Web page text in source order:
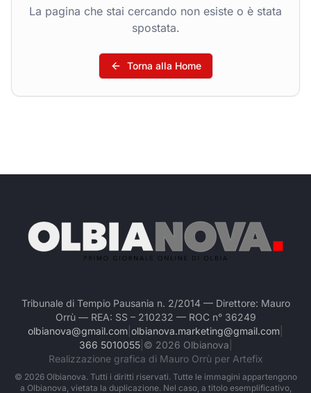
La pagina che stai cercando non esiste o è stata
spostata.
Torna alla Home
Tribunale di Tempio Pausania n. 2/2014 — Direttore: Mauro
Orrù — REA: SS – 210232 — ROC n° 36249
olbianova@gmail.com olbianova.marketing@gmail.com
366 5010055| © 2026 Olbianova
Realizzazione grafica di Mauro Orrù per Artefix
© 2026Olbianova. Tutti i diritti riservati. Tutte le immagini appartengono
a Olbianova, vietata la duplicazione. Nel caso, a titolo esemplificativo,